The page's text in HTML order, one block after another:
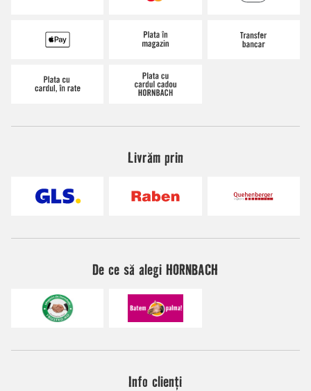
Livrăm prin
De ce să alegi HORNBACH
Info clienți